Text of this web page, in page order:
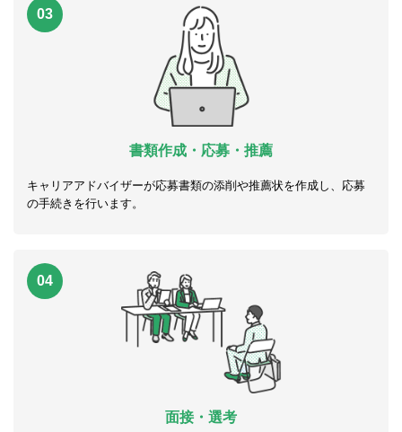
03
書類作成・応募・推薦
キャリアアドバイザーが応募書類の添削や推薦状を作成し、応募
の手続きを行います。
04
面接・選考